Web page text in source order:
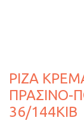
ΡΙΖΑ
ΠΡΑΣΙΝΟ-
36/144ΚΙΒ